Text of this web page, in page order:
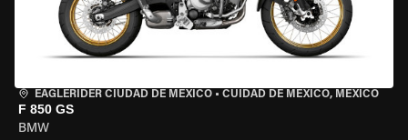
EAGLERIDER CIUDAD DE MÉXICO • CUIDAD DE MEXICO, MEXICO
F 850 GS
BMW